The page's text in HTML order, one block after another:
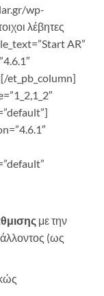
wp-
λέβητες
AR”
et_pb_column]
με την
(ως